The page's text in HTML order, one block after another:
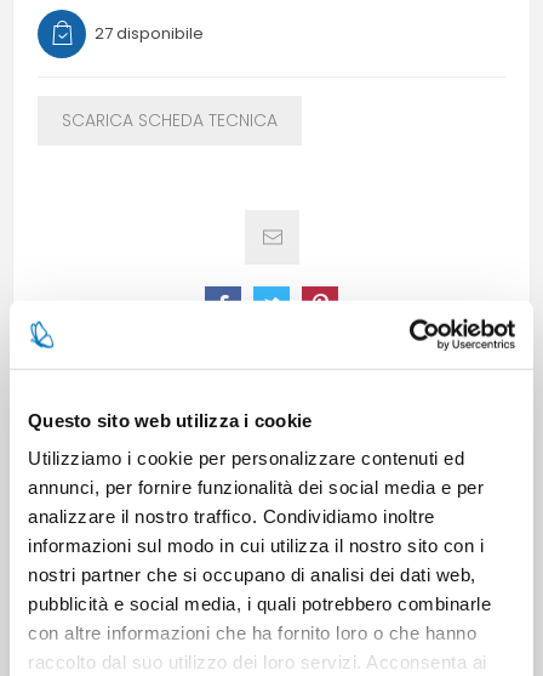
Questo sito web utilizza i cookie
Utilizziamo i cookie per personalizzare contenuti ed
annunci, per fornire funzionalità dei social media e per
analizzare il nostro traffico. Condividiamo inoltre
informazioni sul modo in cui utilizza il nostro sito con i
nostri partner che si occupano di analisi dei dati web,
pubblicità e social media, i quali potrebbero combinarle
con altre informazioni che ha fornito loro o che hanno
raccolto dal suo utilizzo dei loro servizi. Acconsenta ai
27 disponibile
SCARICA SCHEDA TECNICA
CARATTERISTICHE
CONTATTACI
Pezzi per cartone 6
Cartoni per pallet